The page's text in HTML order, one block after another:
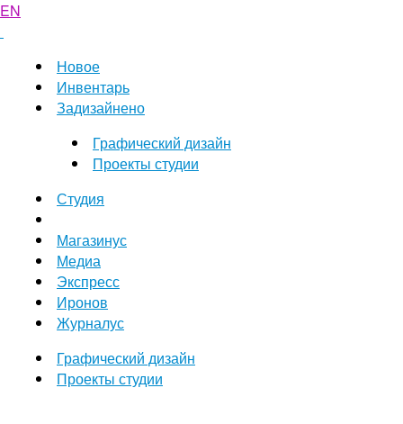
EN
Новое
Инвентарь
Задизайнено
Графический дизайн
Проекты студии
Студия
Магазинус
Медиа
Экспресс
Иронов
Журналус
Графический дизайн
Проекты студии